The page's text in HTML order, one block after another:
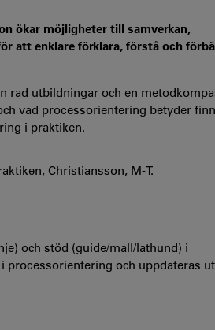
ökar möjligheter till samverkan,
att enklare förklara, förstå och
rad utbildningar och en
vad processorientering betyder
i praktiken.
Christiansson, M-T.
och stöd (guide/mall/lathund) i
och uppdateras